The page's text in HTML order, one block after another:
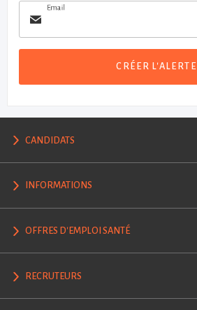
Email
CRÉER L'ALERTE
CANDIDATS
INFORMATIONS
OFFRES D'EMPLOI SANTÉ
RECRUTEURS